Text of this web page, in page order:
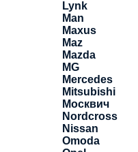
Lynk
Man
Maxus
Maz
Mazda
MG
Mercedes
Mitsubishi
Москвич
Nordcross
Nissan
Omoda